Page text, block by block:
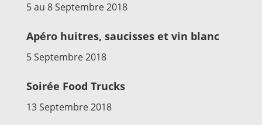
5 au 8 Septembre 2018
Apéro huitres, saucisses et vin blanc
5 Septembre 2018
Soirée Food Trucks
13 Septembre 2018